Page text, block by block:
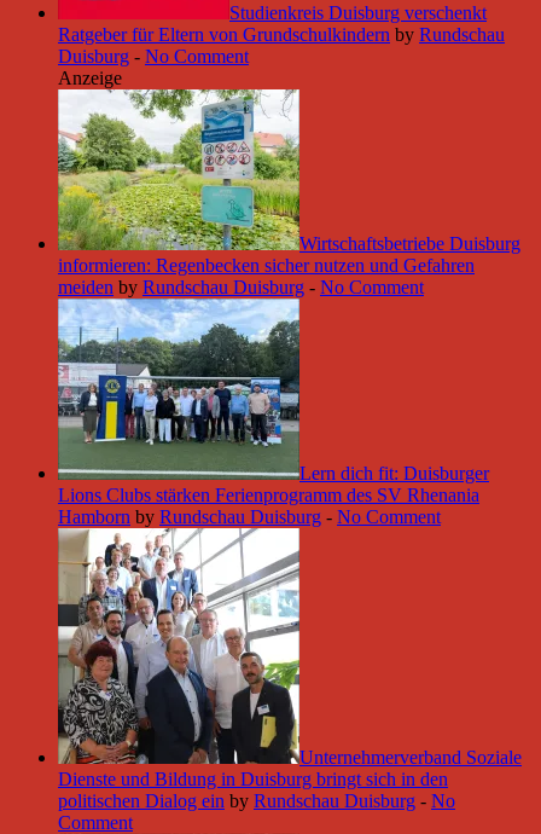
Studienkreis Duisburg verschenkt
Ratgeber für Eltern von Grundschulkindern by Rundschau
Duisburg - No Comment
Anzeige
Wirtschaftsbetriebe Duisburg
informieren: Regenbecken sicher nutzen und Gefahren
meiden by Rundschau Duisburg - No Comment
Lern dich fit: Duisburger
Lions Clubs stärken Ferienprogramm des SV Rhenania
Hamborn by Rundschau Duisburg - No Comment
Unternehmerverband Soziale
Dienste und Bildung in Duisburg bringt sich in den
politischen Dialog ein by Rundschau Duisburg - No
Comment